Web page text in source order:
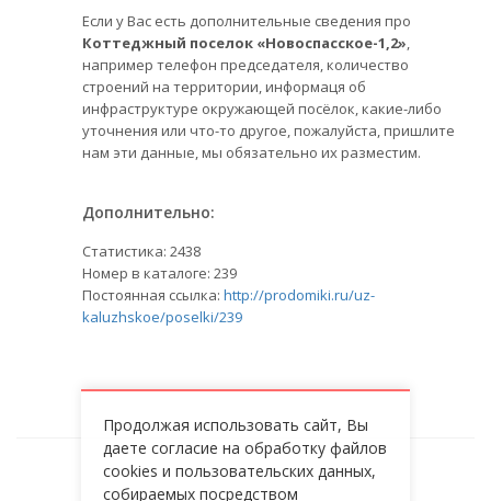
Если у Вас есть дополнительные сведения про
Коттеджный поселок «Новоспасское-1,2»,
например телефон председателя, количество
строений на территории, информаця об
инфраструктуре окружающей посёлок, какие-либо
уточнения или что-то другое, пожалуйста, пришлите
нам эти данные, мы обязательно их разместим.
Дополнительно:
Статистика: 2438
Номер в каталоге: 239
Постоянная ссылка: http://prodomiki.ru/uz-
kaluzhskoe/poselki/239
Продолжая использовать сайт, Вы
даете согласие на обработку файлов
cookies и пользовательских данных,
собираемых посредством